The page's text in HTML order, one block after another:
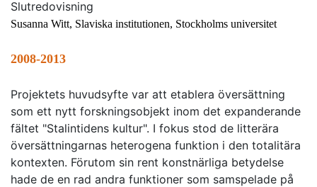
Slutredovisning
Susanna Witt, Slaviska institutionen, Stockholms universitet
2008-2013
Projektets huvudsyfte var att etablera översättning
som ett nytt forskningsobjekt inom det expanderande
fältet "Stalintidens kultur". I fokus stod de litterära
översättningarnas heterogena funktion i den totalitära
kontexten. Förutom sin rent konstnärliga betydelse
hade de en rad andra funktioner som samspelade på